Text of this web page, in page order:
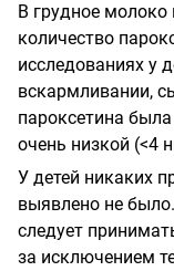
В грудное молоко
количество
исследованиях у
вскармливании,
пароксетина
очень низкой (<4
У детей никаких
выявлено не
следует
за исключением